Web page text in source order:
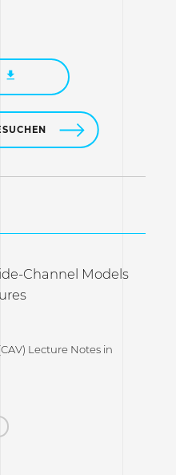
Channel Models
Lecture Notes in